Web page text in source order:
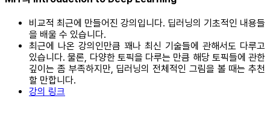
비교적 최근에 만들어진 강의입니다. 딥러닝의 기초적인 내용들
을 배울 수 있습니다.
최근에 나온 강의인만큼 꽤나 최신 기술들에 관해서도 다루고
있습니다. 물론, 다양한 토픽을 다루는 만큼 해당 토픽들에 관한
깊이는 좀 부족하지만, 딥러닝의 전체적인 그림을 볼 때는 추천
할 만합니다.
강의 링크